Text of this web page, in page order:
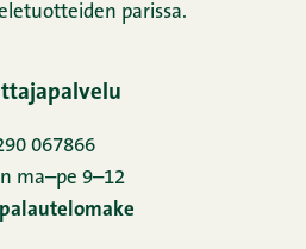
parissa.
067866
ma–pe 9–12